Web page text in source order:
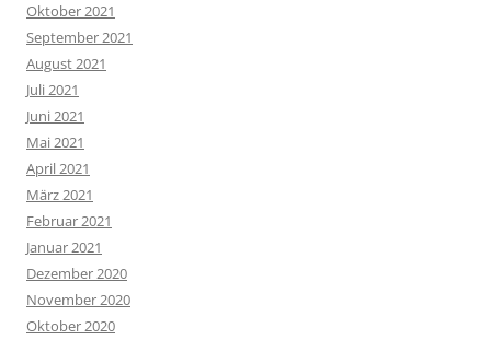
Oktober 2021
September 2021
August 2021
Juli 2021
Juni 2021
Mai 2021
April 2021
März 2021
Februar 2021
Januar 2021
Dezember 2020
November 2020
Oktober 2020